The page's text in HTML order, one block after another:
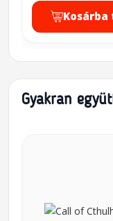
Kosárba
Gyakran